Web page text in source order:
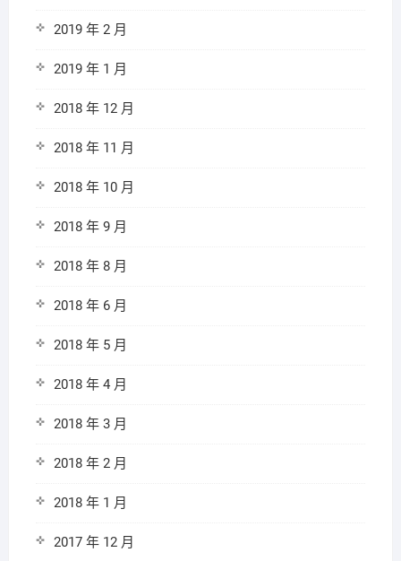
2019 年 2 月
2019 年 1 月
2018 年 12 月
2018 年 11 月
2018 年 10 月
2018 年 9 月
2018 年 8 月
2018 年 6 月
2018 年 5 月
2018 年 4 月
2018 年 3 月
2018 年 2 月
2018 年 1 月
2017 年 12 月